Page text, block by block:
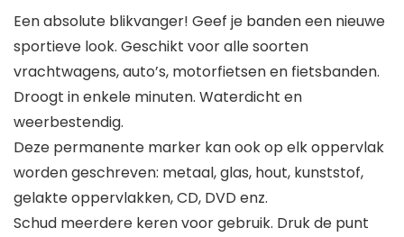
Een absolute blikvanger! Geef je banden een nieuwe
sportieve look. Geschikt voor alle soorten
vrachtwagens, auto’s, motorfietsen en fietsbanden.
Droogt in enkele minuten. Waterdicht en
weerbestendig.
Deze permanente marker kan ook op elk oppervlak
worden geschreven: metaal, glas, hout, kunststof,
gelakte oppervlakken, CD, DVD enz.
Schud meerdere keren voor gebruik. Druk de punt